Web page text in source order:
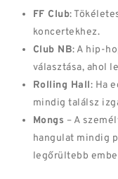
FF Club:
koncertekhez.
Club NB: A hip-
választása, ahol
Rolling Hall: Ha
mindig találsz
Mongs – A
hangulat mindig
legőrültebb